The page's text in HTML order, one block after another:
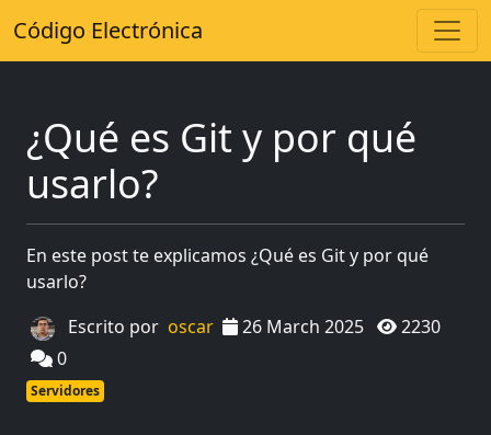
Código Electrónica
¿Qué es Git y por qué
usarlo?
En este post te explicamos ¿Qué es Git y por qué
usarlo?
Escrito por oscar 26 March 2025
2230
0
Servidores